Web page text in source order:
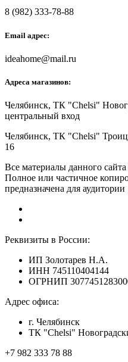
8 (982) 333-78-88
Email адрес:
ideahome@mail.ru
Адреса магазинов:
Челябинск, ТК "Chelsi"
центральный вход
Челябинск, ТК "Chelsi"
16
Все материалы данного
Полное или частичное
предназначена для аудитории
Реквизиты в России:
ИП Золотарев Н.А.
ИНН 745110404144
ОГРНИП
Адрес офиса:
г. Челябинск
ТК "Chelsi"
+7 982 333 78 88